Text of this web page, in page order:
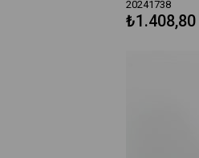
20241738
₺1.408,80